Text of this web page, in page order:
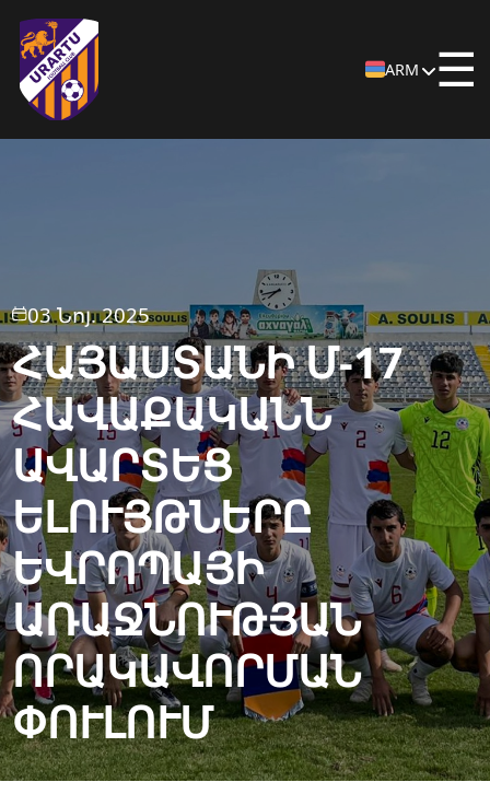
ARM ☰
03 Նոյ. 2025
ՀԱՅԱՍՏԱՆԻ Մ-17
ՀԱՎԱՔԱԿԱՆՆ
ԱՎԱՐՏԵՑ
ԵԼՈՒՅԹՆԵՐԸ
ԵՎՐՈՊԱՅԻ
ԱՌԱՋՆՈՒԹՅԱՆ
ՈՐԱԿԱՎՈՐՄԱՆ
ՓՈՒԼՈՒՄ